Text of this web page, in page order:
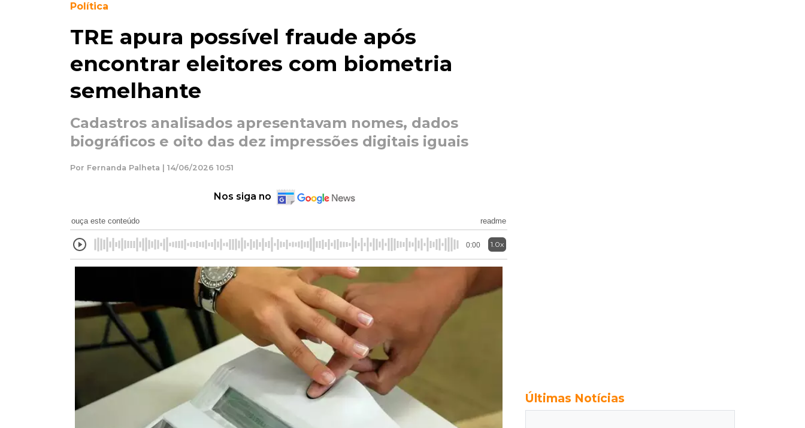
Política
TRE apura possível fraude após
encontrar eleitores com biometria
semelhante
Cadastros analisados apresentavam nomes, dados
biográficos e oito das dez impressões digitais iguais
Por Fernanda Palheta | 14/06/2026 10:51
Nos siga no
ouça este conteúdo readme
0:00 1.0x
Últimas Notícias